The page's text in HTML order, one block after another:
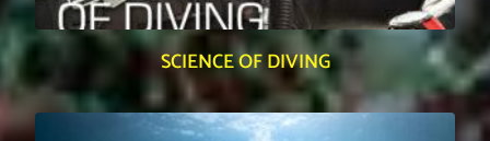
SCIENCE OF DIVING